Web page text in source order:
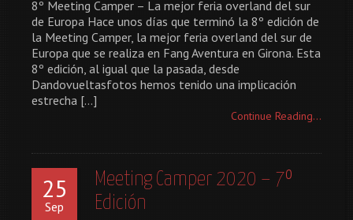
8º Meeting Camper – La mejor feria overland del sur
de Europa Hace unos días que terminó la 8º edición de
la Meeting Camper, la mejor feria overland del sur de
Europa que se realiza en Fang Aventura en Girona. Esta
8º edición, al igual que la pasada, desde
Dandovueltasfotos hemos tenido una implicación
estrecha […]
Continue Reading...
25
Sep
Meeting Camper 2020 – 7º
Edición